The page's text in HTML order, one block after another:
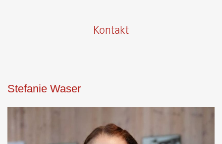
Kontakt
Stefanie Waser